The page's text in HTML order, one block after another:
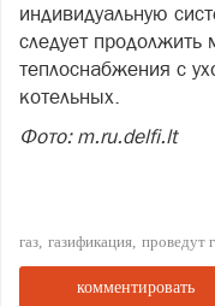
индивидуальную
следует
теплоснабжения с
котельных.
Фото: m.ru.delfi.lt
газ газификация проведут
комментировать